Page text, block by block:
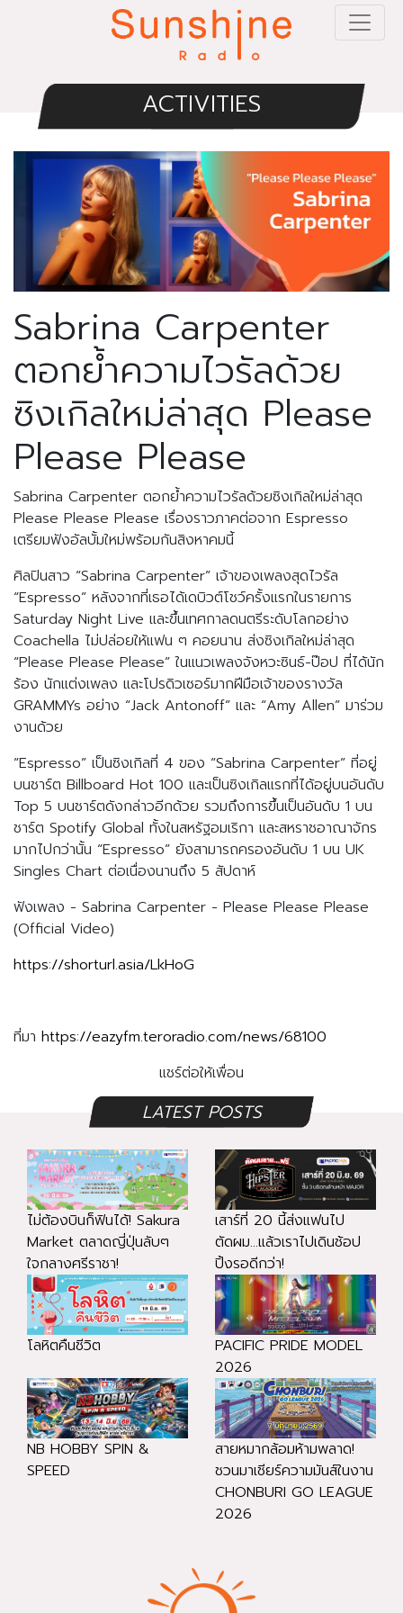
ACTIVITIES
Sabrina Carpenter
ตอกย้ำความไวรัลด้วย
ซิงเกิลใหม่ล่าสุด Please
Please Please
Sabrina Carpenter ตอกย้ำความไวรัลด้วยซิงเกิลใหม่ล่าสุด
Please Please Please เรื่องราวภาคต่อจาก Espresso
เตรียมฟังอัลบั้มใหม่พร้อมกันสิงหาคมนี้
ศิลปินสาว “Sabrina Carpenter” เจ้าของเพลงสุดไวรัล
“Espresso” หลังจากที่เธอได้เดบิวต์โชว์ครั้งแรกในรายการ
Saturday Night Live และขึ้นเทศกาลดนตรีระดับโลกอย่าง
Coachella ไม่ปล่อยให้แฟน ๆ คอยนาน ส่งซิงเกิลใหม่ล่าสุด
“Please Please Please” ในแนวเพลงจังหวะซินธ์-ป๊อป ที่ได้นัก
ร้อง นักแต่งเพลง และโปรดิวเซอร์มากฝีมือเจ้าของรางวัล
GRAMMYs อย่าง “Jack Antonoff” และ “Amy Allen” มาร่วม
งานด้วย
“Espresso” เป็นซิงเกิลที่ 4 ของ “Sabrina Carpenter” ที่อยู่
บนชาร์ต Billboard Hot 100 และเป็นซิงเกิลแรกที่ได้อยู่บนอันดับ
Top 5 บนชาร์ตดังกล่าวอีกด้วย รวมถึงการขึ้นเป็นอันดับ 1 บน
ชาร์ต Spotify Global ทั้งในสหรัฐอมเริกา และสหราชอาณาจักร
มากไปกว่านั้น “Espresso” ยังสามารถครองอันดับ 1 บน UK
Singles Chart ต่อเนื่องนานถึง 5 สัปดาห์
ฟังเพลง - Sabrina Carpenter - Please Please Please
(Official Video)
https://shorturl.asia/LkHoG
ที่มา https://eazyfm.teroradio.com/news/68100
แชร์ต่อให้เพื่อน
LATEST POSTS
ไม่ต้องบินก็ฟินได้! Sakura
Market ตลาดญี่ปุ่นลับๆ
ใจกลางศรีราชา!
เสาร์ที่ 20 นี้ส่งแฟนไป
ตัดผม...แล้วเราไปเดินช้อป
ปิ้งรอดีกว่า!
โลหิตคืนชีวิต
PACIFIC PRIDE MODEL
2026
NB HOBBY SPIN &
SPEED
สายหมากล้อมห้ามพลาด!
ชวนมาเชียร์ความมันส์ในงาน
CHONBURI GO LEAGUE
2026